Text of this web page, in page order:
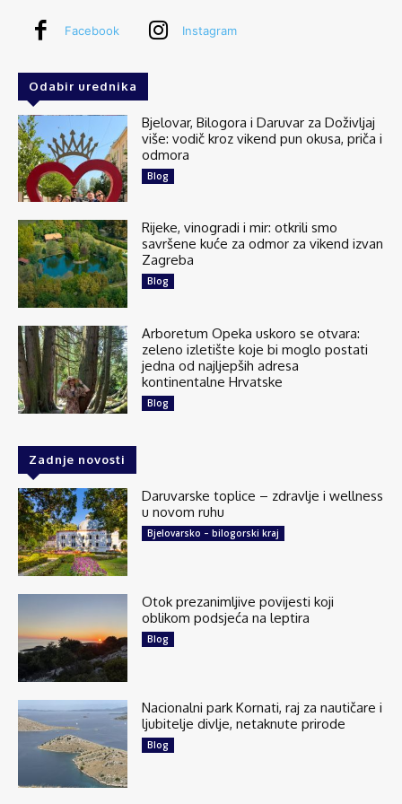
oblik konstantno mijenja jačina valova, a boju pak
18 1 comments
Share
Explore Croatia
July 27 at 6:43am
Silba je najsjeverniji dalmatinski otok smješten
između Premude i Oliba, poznat kao “vrata
Dalmacije”. S 300 stalnih stanovnika i površinom
na tek 15 četvornih kilometara oblikom...
See more
136 6 comments
Share
Explore Croatia
July 24 at 5:05am
Majerovo vrilo jedan je od tri velika izvora rijeke
Gacke, jedne od najčišćih rijeka u Europi.
Smješteno je u selu Sinac, svega desetak
kilometara od Otočca, u krajoliku koji...
25 1 comments
Facebook Instagram
Odabir urednika
Bjelovar, Bilogora i Daruvar za Doživljaj
više: vodič kroz vikend pun okusa, priča i
odmora
Blog
Rijeke, vinogradi i mir: otkrili smo
savršene kuće za odmor za vikend izvan
Zagreba
Blog
Arboretum Opeka uskoro se otvara:
zeleno izletište koje bi moglo postati
jedna od najljepših adresa
kontinentalne Hrvatske
Blog
Zadnje novosti
Daruvarske toplice – zdravlje i wellness
u novom ruhu
Bjelovarsko – bilogorski kraj
Otok prezanimljive povijesti koji
oblikom podsjeća na leptira
Blog
Nacionalni park Kornati, raj za nautičare i
ljubitelje divlje, netaknute prirode
Blog